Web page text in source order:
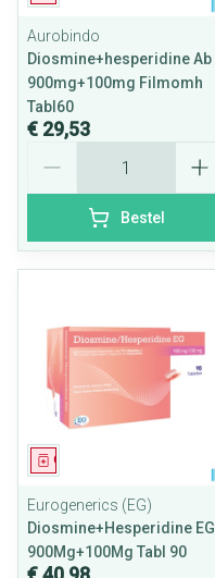
Aurobindo
Diosmine+hesperidine Ab
900mg+100mg Filmomh
Tabl60
€ 29,53
Bestel
Geneesmiddel
Eurogenerics (EG)
Diosmine+Hesperidine EG
900Mg+100Mg Tabl 90